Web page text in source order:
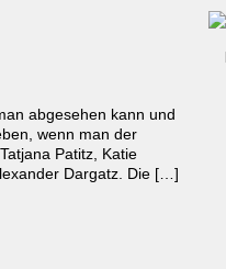
abgesehen kann und
wenn man der
Patitz, Katie
Dargatz. Die […]